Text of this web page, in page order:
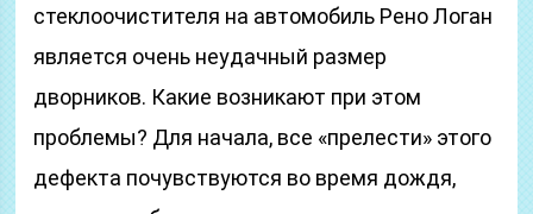
стеклоочистителя на автомобиль Рено Логан
является очень неудачный размер
дворников. Какие возникают при этом
проблемы? Для начала, все «прелести» этого
дефекта почувствуются во время дождя,